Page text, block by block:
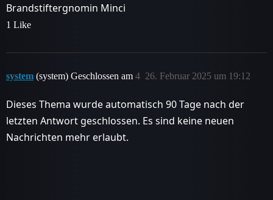
Brandstiftergnomin Minci
1 Like
system (system) Geschlossen am 26. Februar 2025 um 19:12
4
Dieses Thema wurde automatisch 90 Tage nach der
letzten Antwort geschlossen. Es sind keine neuen
Nachrichten mehr erlaubt.